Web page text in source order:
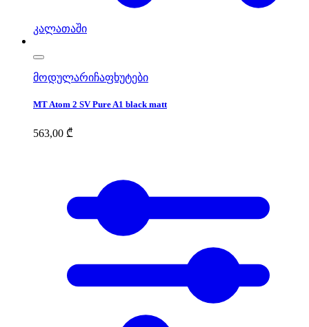
კალათაში
მოდულარიჩაფხუტები
MT Atom 2 SV Pure A1 black matt
563,00 ₾